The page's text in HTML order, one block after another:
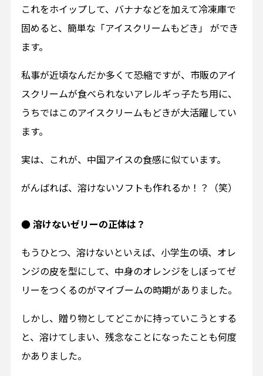
これをホイップして、バナナなどを加えて冷凍庫で
固めると、簡単な「アイスクリームもどき」 ができ
ます。
私事が近頃なんだか多くて恐縮ですが、市販のアイ
スクリームが食べられないアレルギっ子たち用に、
うちではこのアイスクリームもどきが大活躍してい
ます。
実は、これが、中国アイスの食感に似ています。
がんばれば、溶けないソフトも作れるか！？（笑）
● 溶けないゼリーの正体は？
もうひとつ、溶けないといえば、小学生の頃、オレ
ンジの皮を型にして、中身のオレンジをしぼってゼ
リーをつくるのがマイブームの時期がありました。
しかし、贈り物としてどこかに持っていこうとする
と、溶けてしまい、残念なことになったことも何度
かありました。